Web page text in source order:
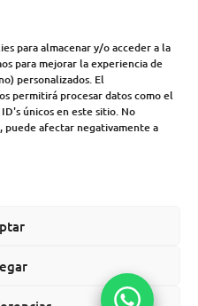
para almacenar y/o acceder a la
para mejorar la experiencia de
personalizados. El
permitirá procesar datos como el
únicos en este sitio. No
afectar negativamente a
en:
|